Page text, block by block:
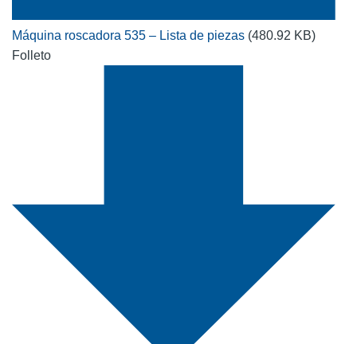
Máquina roscadora 535 – Lista de piezas (480.92 KB)
Folleto